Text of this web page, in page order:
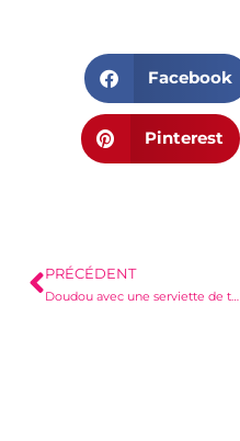
Facebook
Pinterest
PRÉCÉDENT
Doudou avec une serviette de toilette